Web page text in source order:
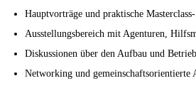
Hauptvorträge und praktische
Ausstellungsbereich mit Agenturen,
Diskussionen über den Aufbau und
Networking und gemeinschaftsorientierte